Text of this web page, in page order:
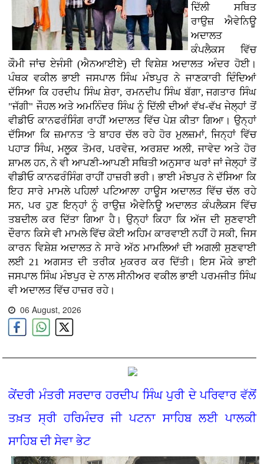
ਦਿੱਲੀ ਸਥਿਤ
ਰਾਉਜ਼ ਐਵੇਨਿਊ
ਅਦਾਲਤ
ਕੰਪਲੈਕਸ ਵਿੱਚ
ਕੌਮੀ ਜਾਂਚ ਏਜੰਸੀ (ਐਨਆਈਏ) ਦੀ ਵਿਸ਼ੇਸ਼ ਅਦਾਲਤ ਅੰਦਰ ਹੋਈ।
ਪੰਥਕ ਵਕੀਲ ਭਾਈ ਜਸਪਾਲ ਸਿੰਘ ਮੰਝਪੁਰ ਨੇ ਜਾਣਕਾਰੀ ਦਿੰਦਿਆਂ
ਦੱਸਿਆ ਕਿ ਹਰਦੀਪ ਸਿੰਘ ਸ਼ੇਰਾ, ਰਮਨਦੀਪ ਸਿੰਘ ਬੱਗਾ, ਜਗਤਾਰ ਸਿੰਘ
"ਜੱਗੀ" ਜੌਹਲ ਅਤੇ ਅਮਨਿੰਦਰ ਸਿੰਘ ਨੂੰ ਦਿੱਲੀ ਦੀਆਂ ਵੱਖ-ਵੱਖ ਜੇਲ੍ਹਾਂ ਤੋਂ
ਵੀਡੀਓ ਕਾਨਫਰੰਸਿੰਗ ਰਾਹੀਂ ਅਦਾਲਤ ਵਿੱਚ ਪੇਸ਼ ਕੀਤਾ ਗਿਆ। ਉਨ੍ਹਾਂ
ਦੱਸਿਆ ਕਿ ਜ਼ਮਾਨਤ 'ਤੇ ਬਾਹਰ ਚੱਲ ਰਹੇ ਹੋਰ ਮੁਲਜ਼ਮਾਂ, ਜਿਨ੍ਹਾਂ ਵਿੱਚ
ਪਹਾੜ ਸਿੰਘ, ਮਲੂਕ ਤੋਮਰ, ਪਰਵੇਜ਼, ਅਰਸ਼ਦ ਅਲੀ, ਜਾਵੇਦ ਅਤੇ ਹੋਰ
ਸ਼ਾਮਲ ਹਨ, ਨੇ ਵੀ ਆਪਣੀ-ਆਪਣੀ ਸਥਿਤੀ ਅਨੁਸਾਰ ਘਰਾਂ ਜਾਂ ਜੇਲ੍ਹਾਂ ਤੋਂ
ਵੀਡੀਓ ਕਾਨਫਰੰਸਿੰਗ ਰਾਹੀਂ ਹਾਜ਼ਰੀ ਭਰੀ। ਭਾਈ ਮੰਝਪੁਰ ਨੇ ਦੱਸਿਆ ਕਿ
ਇਹ ਸਾਰੇ ਮਾਮਲੇ ਪਹਿਲਾਂ ਪਟਿਆਲਾ ਹਾਊਸ ਅਦਾਲਤ ਵਿੱਚ ਚੱਲ ਰਹੇ
ਸਨ, ਪਰ ਹੁਣ ਇਨ੍ਹਾਂ ਨੂੰ ਰਾਉਜ਼ ਐਵੇਨਿਊ ਅਦਾਲਤ ਕੰਪਲੈਕਸ ਵਿੱਚ
ਤਬਦੀਲ ਕਰ ਦਿੱਤਾ ਗਿਆ ਹੈ। ਉਨ੍ਹਾਂ ਕਿਹਾ ਕਿ ਅੱਜ ਦੀ ਸੁਣਵਾਈ
ਦੌਰਾਨ ਕਿਸੇ ਵੀ ਮਾਮਲੇ ਵਿੱਚ ਕੋਈ ਅਹਿਮ ਕਾਰਵਾਈ ਨਹੀਂ ਹੋ ਸਕੀ, ਜਿਸ
ਕਾਰਨ ਵਿਸ਼ੇਸ਼ ਅਦਾਲਤ ਨੇ ਸਾਰੇ ਅੱਠ ਮਾਮਲਿਆਂ ਦੀ ਅਗਲੀ ਸੁਣਵਾਈ
ਲਈ 21 ਅਗਸਤ ਦੀ ਤਰੀਕ ਮੁਕਰਰ ਕਰ ਦਿੱਤੀ। ਇਸ ਮੌਕੇ ਭਾਈ
ਜਸਪਾਲ ਸਿੰਘ ਮੰਝਪੁਰ ਦੇ ਨਾਲ ਸੀਨੀਅਰ ਵਕੀਲ ਭਾਈ ਪਰਮਜੀਤ ਸਿੰਘ
ਵੀ ਅਦਾਲਤ ਵਿੱਚ ਹਾਜ਼ਰ ਰਹੇ।
06 August, 2026
ਕੇਂਦਰੀ ਮੰਤਰੀ ਸਰਦਾਰ ਹਰਦੀਪ ਸਿੰਘ ਪੁਰੀ ਦੇ ਪਰਿਵਾਰ ਵੱਲੋਂ
ਤਖ਼ਤ ਸ੍ਰੀ ਹਰਿਮੰਦਰ ਜੀ ਪਟਨਾ ਸਾਹਿਬ ਲਈ ਪਾਲਕੀ
ਸਾਹਿਬ ਦੀ ਸੇਵਾ ਭੇਟ